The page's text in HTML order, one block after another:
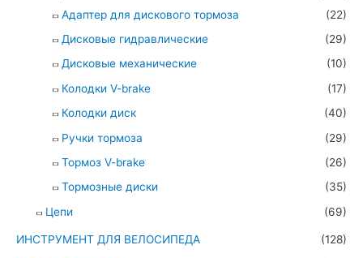
Адаптер для дискового тормоза
(22)
Дисковые гидравлические
(29)
Дисковые механические
(10)
Колодки V-brake
(17)
Колодки диск
(40)
Ручки тормоза
(29)
Тормоз V-brake
(26)
Тормозные диски
(35)
Цепи
(69)
ИНСТРУМЕНТ ДЛЯ ВЕЛОСИПЕДА (128)